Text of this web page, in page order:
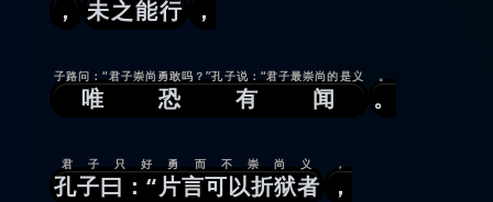
， 未之能行 ，
唯恐有闻
子路问：“君子崇尚勇敢吗？”孔子说：“君子最崇尚的是义
。
。
孔子曰：“片言可以折狱者
君子只好勇而不崇尚义
，
，